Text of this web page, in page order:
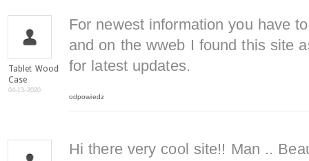
Tablet Wood
Case
04-13-2020
For newest information you have
and on the wweb I found this site
for latest updates.
odpowiedz
Hi there very cool site!! Man ..